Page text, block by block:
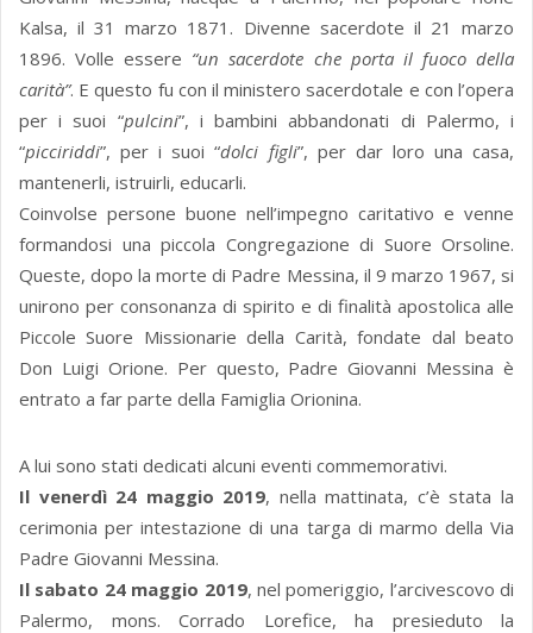
Kalsa, il 31 marzo 1871. Divenne sacerdote il 21 marzo
1896. Volle essere “un sacerdote che porta il fuoco della
carità”. E questo fu con il ministero sacerdotale e con l’opera
per i suoi “pulcini”, i bambini abbandonati di Palermo, i
“picciriddi”, per i suoi “dolci figli”, per dar loro una casa,
mantenerli, istruirli, educarli.
Coinvolse persone buone nell’impegno caritativo e venne
formandosi una piccola Congregazione di Suore Orsoline.
Queste, dopo la morte di Padre Messina, il 9 marzo 1967, si
unirono per consonanza di spirito e di finalità apostolica alle
Piccole Suore Missionarie della Carità, fondate dal beato
Don Luigi Orione. Per questo, Padre Giovanni Messina è
entrato a far parte della Famiglia Orionina.
A lui sono stati dedicati alcuni eventi commemorativi.
Il venerdì 24 maggio 2019, nella mattinata, c’è stata la
cerimonia per intestazione di una targa di marmo della Via
Padre Giovanni Messina.
Il sabato 24 maggio 2019, nel pomeriggio, l’arcivescovo di
Palermo, mons. Corrado Lorefice, ha presieduto la